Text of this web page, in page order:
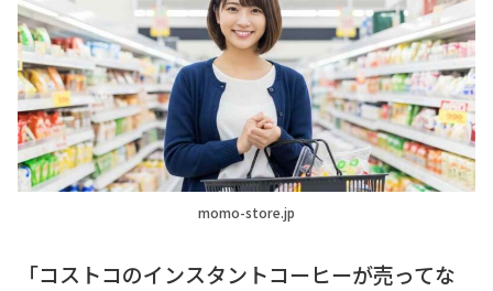
momo-store.jp
「コストコのインスタントコーヒーが売ってな